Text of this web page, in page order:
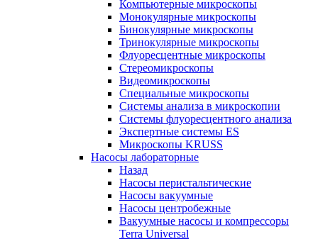
Компьютерные микроскопы
Монокулярные микроскопы
Бинокулярные микроскопы
Тринокулярные микроскопы
Флуоресцентные микроскопы
Стереомикроскопы
Видеомикроскопы
Специальные микроскопы
Системы анализа в микроскопии
Системы флуоресцентного анализа
Экспертные системы ES
Микроскопы KRUSS
Насосы лабораторные
Назад
Насосы перистальтические
Насосы вакуумные
Насосы центробежные
Вакуумные насосы и компрессоры
Terra Universal